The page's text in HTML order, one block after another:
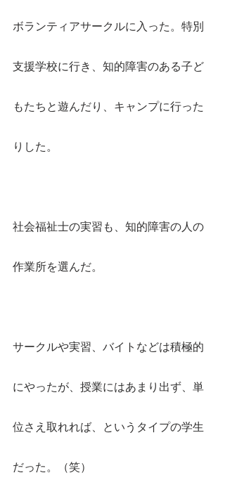
ボランティアサークルに入った。特別
支援学校に行き、知的障害のある子ど
もたちと遊んだり、キャンプに行った
りした。
社会福祉士の実習も、知的障害の人の
作業所を選んだ。
サークルや実習、バイトなどは積極的
にやったが、授業にはあまり出ず、単
位さえ取れれば、というタイプの学生
だった。（笑）